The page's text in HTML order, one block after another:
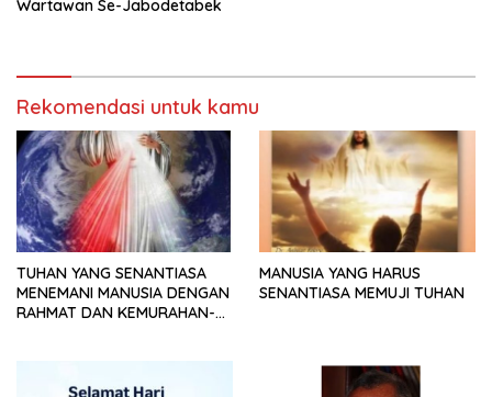
Wartawan Se-Jabodetabek
Rekomendasi untuk kamu
TUHAN YANG SENANTIASA
MENEMANI MANUSIA DENGAN
RAHMAT DAN KEMURAHAN-
MANUSIA YANG HARUS
SENANTIASA MEMUJI TUHAN